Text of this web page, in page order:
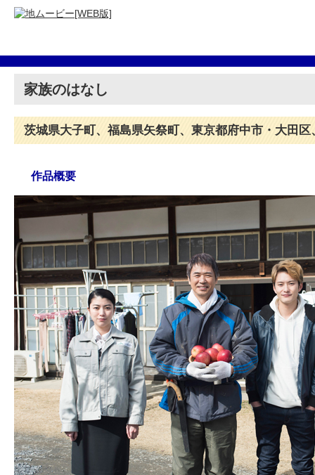
家族のはなし
茨城県大子町、福島県矢祭町、東京都府中市・大田区
作品概要